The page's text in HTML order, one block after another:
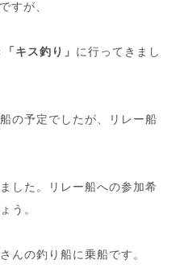
すが、
「キス釣り」 に行ってきまし
の予定でしたが、リレー船
した。リレー船への参加希
う。
んの釣り船に乗船です。